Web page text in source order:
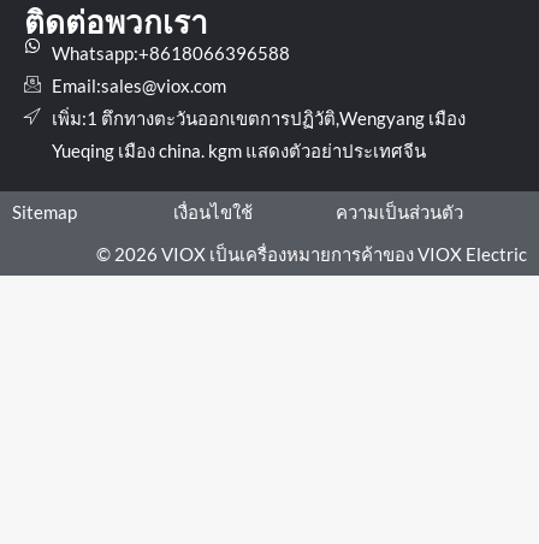
ติดต่อพวกเรา
Whatsapp:+8618066396588
Email:sales@viox.com
เพิ่ม:1 ตึกทางตะวันออกเขตการปฏิวัติ,Wengyang เมือง
Yueqing เมือง china. kgm แสดงตัวอย่าประเทศจีน
Sitemap เงื่อนไขใช้
ความเป็นส่วนตัว
© 2026 VIOX เป็นเครื่องหมายการค้าของ VIOX Electric